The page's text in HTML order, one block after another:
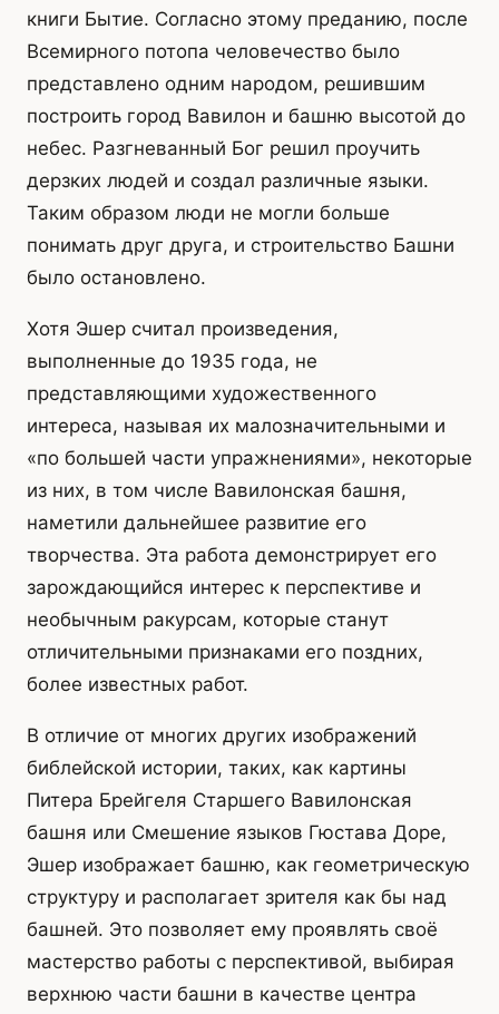
книги Бытие. Согласно этому преданию, после
Всемирного потопа человечество было
представлено одним народом, решившим
построить город Вавилон и башню высотой до
небес. Разгневанный Бог решил проучить
дерзких людей и создал различные языки.
Таким образом люди не могли больше
понимать друг друга, и строительство Башни
было остановлено.
Хотя Эшер считал произведения,
выполненные до 1935 года, не
представляющими художественного
интереса, называя их малозначительными и
«по большей части упражнениями», некоторые
из них, в том числе Вавилонская башня,
наметили дальнейшее развитие его
творчества. Эта работа демонстрирует его
зарождающийся интерес к перспективе и
необычным ракурсам, которые станут
отличительными признаками его поздних,
более известных работ.
В отличие от многих других изображений
библейской истории, таких, как картины
Питера Брейгеля Старшего Вавилонская
башня или Смешение языков Гюстава Доре,
Эшер изображает башню, как геометрическую
структуру и располагает зрителя как бы над
башней. Это позволяет ему проявлять своё
мастерство работы с перспективой, выбирая
верхнюю части башни в качестве центра